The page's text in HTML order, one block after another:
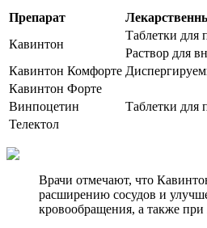
Препарат
Кавинтон
Таблетки для
Раствор для
Кавинтон Комфорте
Кавинтон Форте
Таблетки для
Винпоцетин
Телектол
Врачи отмечают, что
расширению сосудов и
кровообращения, а также при